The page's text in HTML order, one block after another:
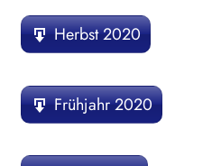
Herbst 2020
Frühjahr 2020